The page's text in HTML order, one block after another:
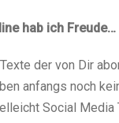
hab ich Freude…
der von Dir
anfangs noch
Social Media